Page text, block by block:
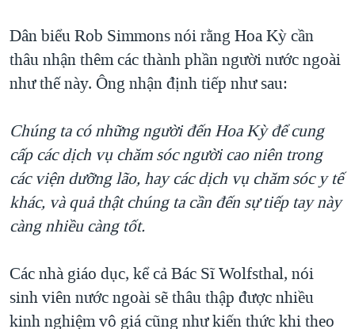
Dân biểu Rob Simmons nói rằng Hoa Kỳ cần
thâu nhận thêm các thành phần người nước ngoài
như thế này. Ông nhận định tiếp như sau:
Chúng ta có những người đến Hoa Kỳ để cung
cấp các dịch vụ chăm sóc người cao niên trong
các viện dưỡng lão, hay các dịch vụ chăm sóc y tế
khác, và quả thật chúng ta cần đến sự tiếp tay này
càng nhiều càng tốt.
Các nhà giáo dục, kể cả Bác Sĩ Wolfsthal, nói
sinh viên nước ngoài sẽ thâu thập được nhiều
kinh nghiệm vô giá cũng như kiến thức khi theo